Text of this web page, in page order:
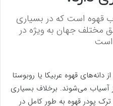
قهوه است که در بسیاری
مختلف جهان به ویژه در
است
دانه‌های قهوه عربیکا یا روبوستا
آسیاب می‌شوند. برخلاف بسیاری
پودر قهوه به طور کامل در